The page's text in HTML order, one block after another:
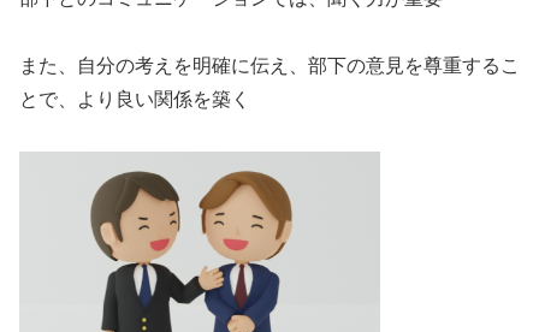
また、自分の考えを明確に伝え、部下の意見を尊重するこ
とで、より良い関係を築く